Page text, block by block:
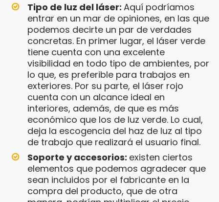
Tipo de luz del láser: Aquí podríamos
entrar en un mar de opiniones, en las que
podemos decirte un par de verdades
concretas. En primer lugar, el láser verde
tiene cuenta con una excelente
visibilidad en todo tipo de ambientes, por
lo que, es preferible para trabajos en
exteriores. Por su parte, el láser rojo
cuenta con un alcance ideal en
interiores, además, de que es más
económico que los de luz verde. Lo cual,
deja la escogencia del haz de luz al tipo
de trabajo que realizará el usuario final.
Soporte y accesorios: existen ciertos
elementos que podemos agradecer que
sean incluidos por el fabricante en la
compra del producto, que de otra